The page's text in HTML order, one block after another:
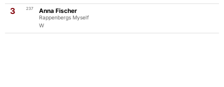
3 237 Anna Fischer
Rappenbergs Myself
W